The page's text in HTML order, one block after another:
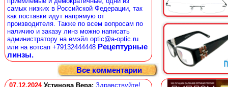
самых низких в Российской Федерации, так
как поставки идут напрямую от
производителя. Также по всем вопросам по
наличию и заказу линз можно написать
администратору на емэйл optic@a-optic.ru
или на вотсап +79132444448 Рецептурные
линзы.
Все комментарии
07.12.2024 Устинова Вера: Здравствуйте!